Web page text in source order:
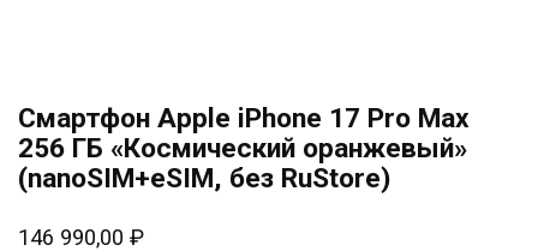
Смартфон Apple iPhone 17 Pro Max
256 ГБ «Космический оранжевый»
(nanoSIM+eSIM, без RuStore)
146 990,00 ₽